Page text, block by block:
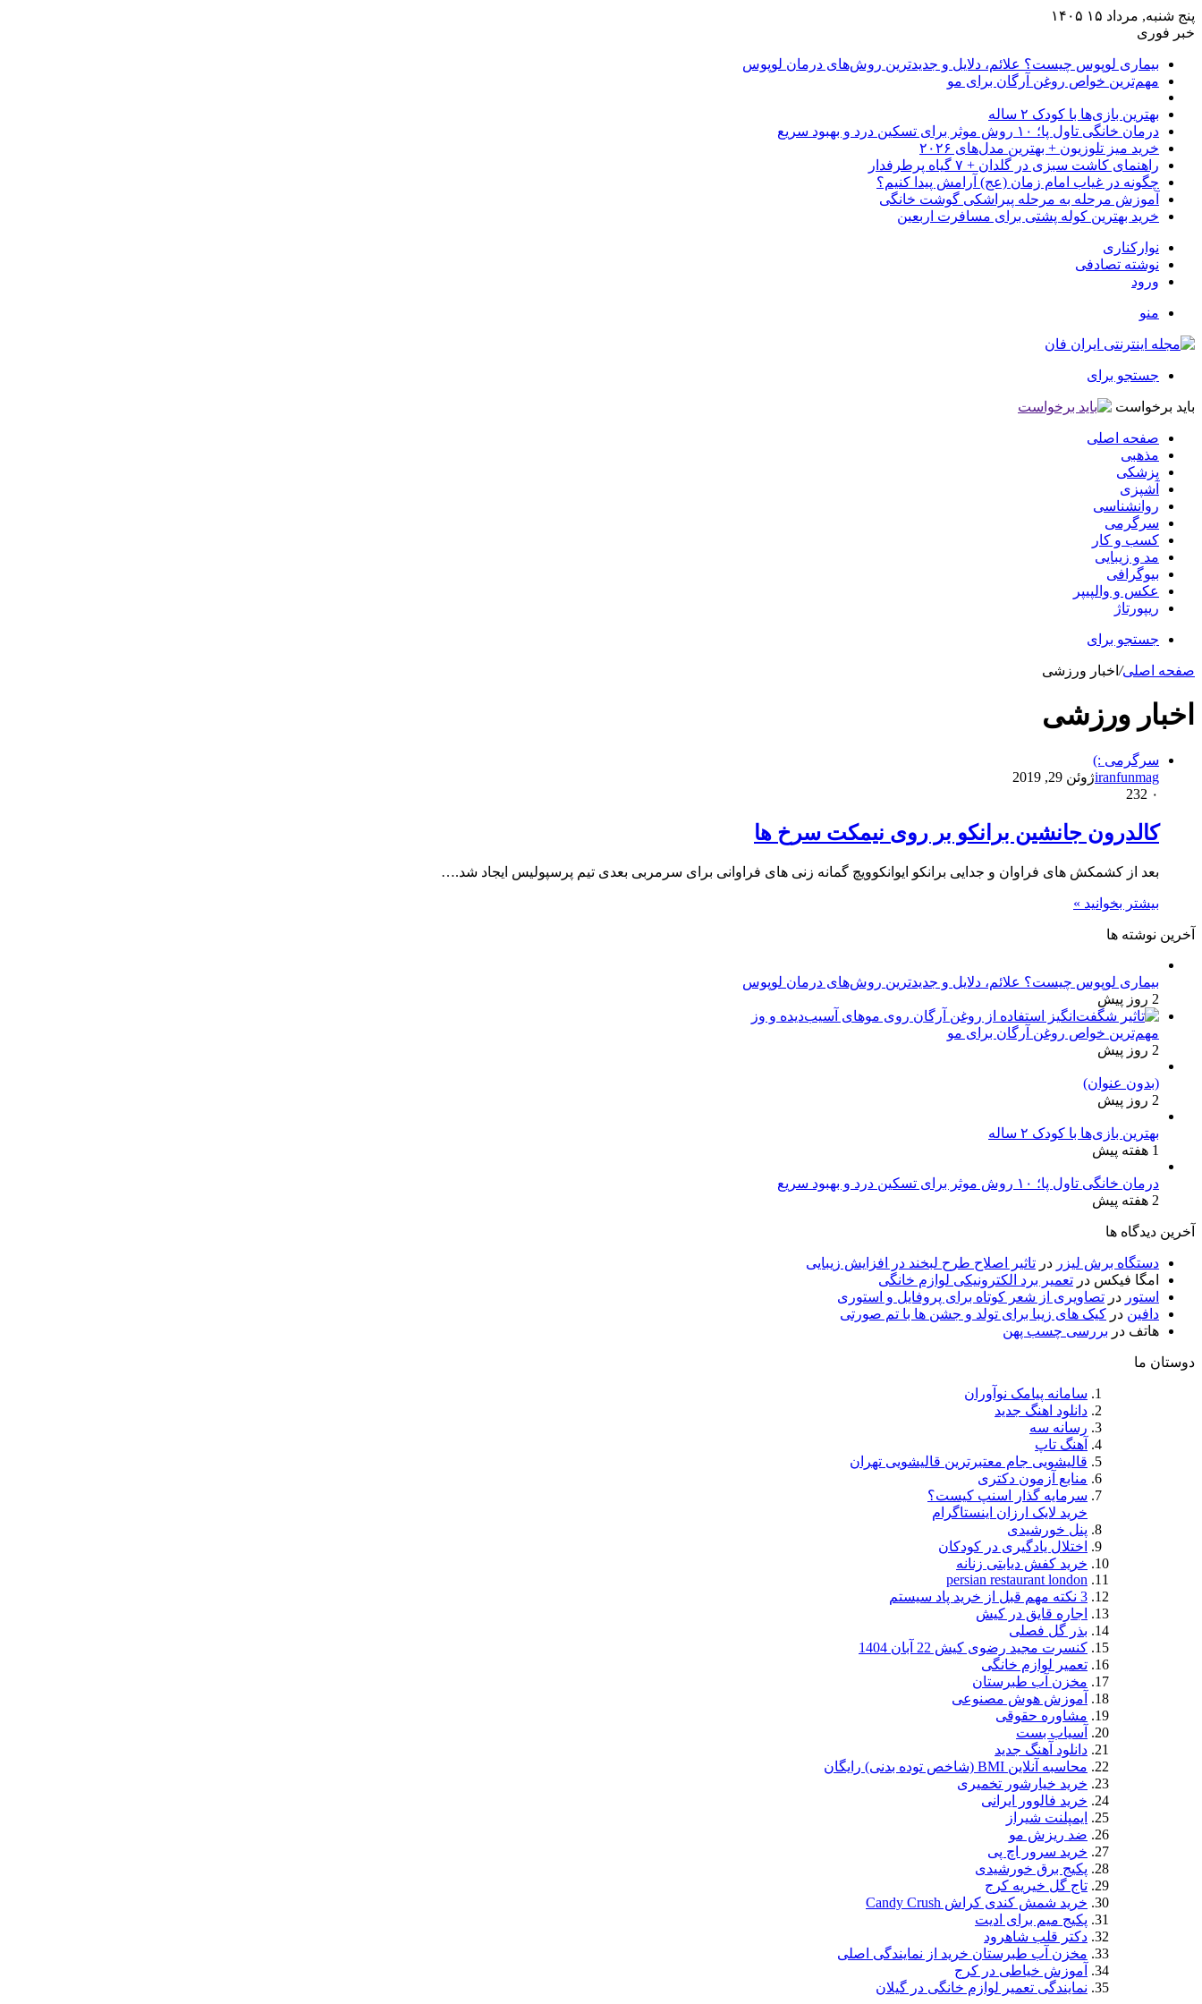
پنج شنبه, مرداد ۱۵ ۱۴۰۵
خبر فوری
بیماری لوپوس چیست؟ علائم، دلایل و جدیدترین روش‌های درمان لوپوس
مهم‌ترین خواص روغن آرگان برای مو
بهترین بازی‌ها با کودک ۲ ساله
درمان خانگی تاول پا؛ ۱۰ روش موثر برای تسکین درد و بهبود سریع
خرید میز تلوزیون + بهترین مدل‌های ۲۰۲۶
راهنمای کاشت سبزی در گلدان + ۷ گیاه پرطرفدار
چگونه در غیاب امام زمان (عج) آرامش پیدا کنیم؟
آموزش مرحله به مرحله پیراشکی گوشت خانگی
خرید بهترین کوله پشتی برای مسافرت اربعین
نوارکناری
نوشته تصادفی
ورود
منو
جستجو برای
باید برخواست
صفحه اصلی
مذهبی
پزشکی
آشپزی
روانشناسی
سرگرمی
کسب و کار
مد و زیبایی
بیوگرافی
عکس و والپیپر
ریپورتاژ
جستجو برای
صفحه اصلی/ اخبار ورزشی
اخبار ورزشی
سرگرمی :)
iranfunmagژوئن 29, 2019
۰
کالدرون جانشین برانکو بر روی نیمکت سرخ ها
بعد از کشمکش های فراوان و جدایی برانکو ایوانکوویچ گمانه زنی های فراوانی برای سرمربی بعدی تیم پرسپولیس ایجاد شد.…
بیشتر بخوانید »
آخرین نوشته ها
بیماری لوپوس چیست؟ علائم، دلایل و جدیدترین روش‌های درمان لوپوس
2 روز پیش
مهم‌ترین خواص روغن آرگان برای مو
2 روز پیش
(بدون عنوان)
2 روز پیش
بهترین بازی‌ها با کودک ۲ ساله
1 هفته پیش
درمان خانگی تاول پا؛ ۱۰ روش موثر برای تسکین درد و بهبود سریع
2 هفته پیش
آخرین دیدگاه ها
دستگاه برش لیزر در تاثیر اصلاح طرح لبخند در افزایش زیبایی
امگا فیکس در تعمیر برد الکترونیکی لوازم خانگی
استور در تصاویری از شعر کوتاه برای پروفایل و استوری
دافین در کیک های زیبا برای تولد و جشن ها با تم صورتی
هاتف در بررسی چسب پهن
دوستان ما
سامانه پیامک نوآوران
دانلود اهنگ جدید
رسانه سه
آهنگ تاپ
قالیشویی جام معتبرترین قالیشویی تهران
منابع آزمون دکتری
سرمایه گذار اسنپ کیست؟
خرید لایک ارزان اینستاگرام
پنل خورشیدی
اختلال یادگیری در کودکان
خرید کفش دیابتی زنانه
persian restaurant london
3 نکته مهم قبل از خرید پاد سیستم
اجاره قایق در کیش
بذر گل فصلی
کنسرت مجید رضوی کیش 22 آبان 1404
تعمیر لوازم خانگی
مخزن آب طبرستان
آموزش هوش مصنوعی
مشاوره حقوقی
آسیاب بست
دانلود آهنگ جدید
محاسبه آنلاین BMI (شاخص توده بدنی) رایگان
خرید خیارشور تخمیری
خرید فالوور ایرانی
ایمپلنت شیراز
ضد ریزش مو
خرید سرور اچ پی
پکیج برق خورشیدی
تاج گل خیریه کرج
خرید شمش کندی کراش Candy Crush
پکیج میم برای ادیت
دکتر قلب شاهرود
مخزن آب طبرستان خرید از نمایندگی اصلی
آموزش خیاطی در کرج
نمایندگی تعمیر لوازم خانگی در گیلان